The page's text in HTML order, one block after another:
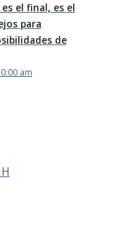
el final, es el
para
de
am